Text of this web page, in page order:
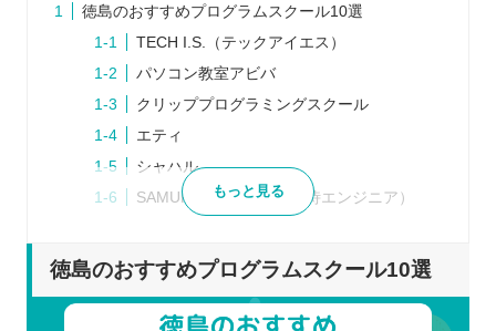
徳島のおすすめプログラムスクール10選
TECH I.S.（テックアイエス）
パソコン教室アビバ
クリッププログラミングスクール
エティ
シャハル
SAMURAI ENGINEER（侍エンジニア）
TechAcademy（テックアカデミー）
DMM WEBCAMP
もっと見る
徳島のおすすめプログラムスクール10選